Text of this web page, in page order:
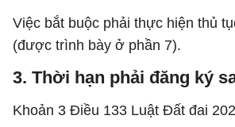
Việc bắt buộc phải thực hiện thủ
(được trình bày ở phần 7).
3. Thời hạn phải đăng ký
Khoản 3 Điều 133 Luật Đất đai